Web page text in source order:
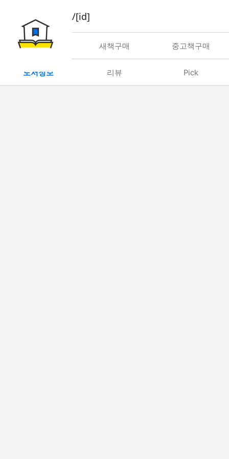
book/rent/[id]
대여 새책구매 중고책구매
도서정보 리뷰 Pick